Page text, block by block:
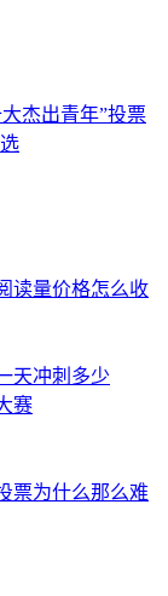
杰出青年”投票
读量价格怎么收
天冲刺多少
赛
票为什么那么难